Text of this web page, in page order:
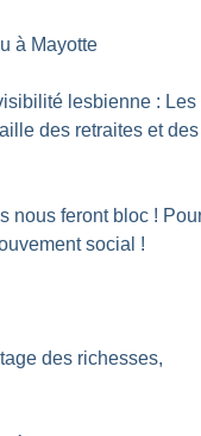
à Mayotte
lesbienne : Les
des retraites et des
nous feront bloc !
social !
des richesses,